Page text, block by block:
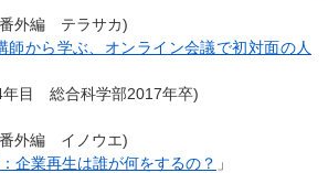
外編 テラサカ)
師から学ぶ、オンライン会議で初対面の人
目 総合科学部2017年卒)
外編 イノウエ)
企業再生は誰が何をするの？ 」